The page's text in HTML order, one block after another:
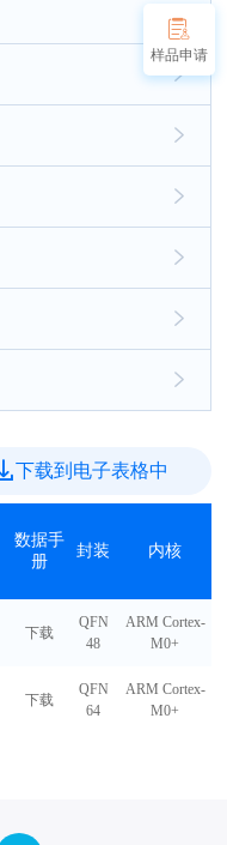
下载到电子表格中
数据手
册
封装 内核
下载
QFN
48
ARM Cortex-
M0+
下载
QFN
64
ARM Cortex-
M0+
样品申请